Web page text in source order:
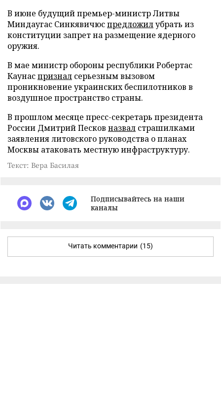
В июне будущий премьер-министр Литвы
Миндаугас Синкявичюспредложилубрать из
конституции запрет на размещение ядерного
оружия.
В мае министр обороны республики Робертас
Каунаспризнал серьезным вызовом
проникновение украинских беспилотников в
воздушное пространство страны.
В прошлом месяце пресс-секретарь президента
России Дмитрий Песков назвал страшилками
заявления литовского руководства о планах
Москвы атаковать местную инфраструктуру.
Текст: Вера Басилая
Подписывайтесь на наши
каналы
Читать комментарии (15)